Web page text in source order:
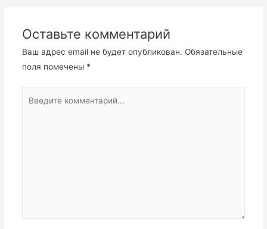
Оставьте комментарий
Ваш адрес email не будет опубликован. Обязательные
поля помечены *